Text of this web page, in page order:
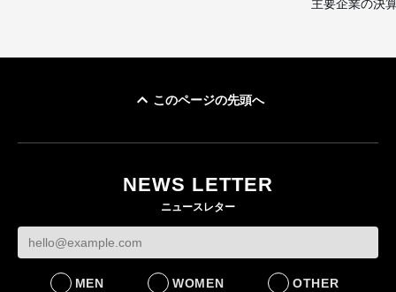
主要企業の決
このページの先頭へ
NEWS LETTER
ニュースレター
MEN WOMEN OTHER